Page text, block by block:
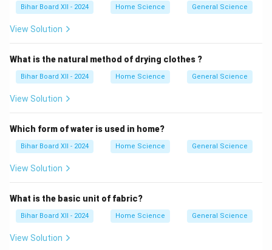
Bihar Board XII - 2024 Home Science General Science
View Solution
What is the natural method of drying clothes ?
Bihar Board XII - 2024 Home Science General Science
View Solution
Which form of water is used in home?
Bihar Board XII - 2024 Home Science General Science
View Solution
What is the basic unit of fabric?
Bihar Board XII - 2024 Home Science General Science
View Solution